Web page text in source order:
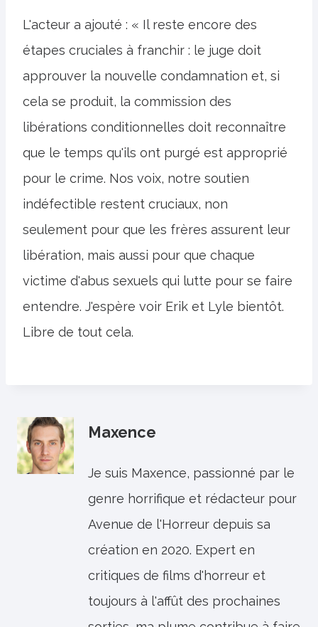
L'acteur a ajouté : « Il reste encore des
étapes cruciales à franchir : le juge doit
approuver la nouvelle condamnation et, si
cela se produit, la commission des
libérations conditionnelles doit reconnaître
que le temps qu'ils ont purgé est approprié
pour le crime. Nos voix, notre soutien
indéfectible restent cruciaux, non
seulement pour que les frères assurent leur
libération, mais aussi pour que chaque
victime d'abus sexuels qui lutte pour se faire
entendre. J'espère voir Erik et Lyle bientôt.
Libre de tout cela.
Maxence
Je suis Maxence, passionné par le
genre horrifique et rédacteur pour
Avenue de l'Horreur depuis sa
création en 2020. Expert en
critiques de films d'horreur et
toujours à l'affût des prochaines